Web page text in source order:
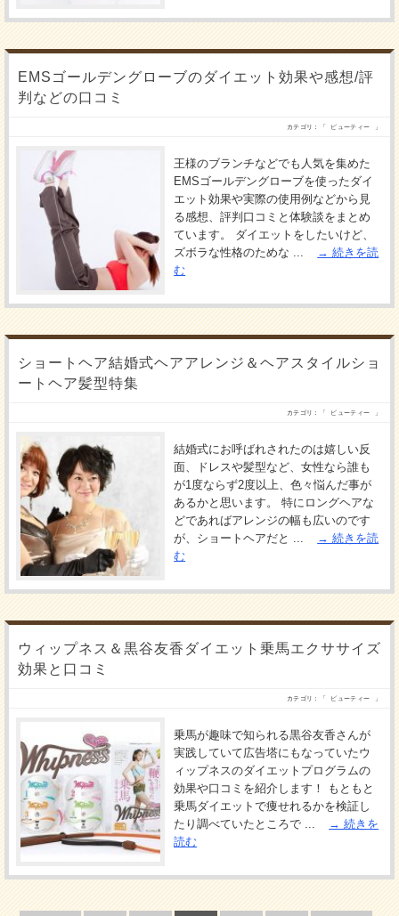
EMSゴールデングローブのダイエット効果や感想/評
判などの口コミ
カテゴリ：「 ビューティー 」
王様のブランチなどでも人気を集めた
EMSゴールデングローブを使ったダイ
エット効果や実際の使用例などから見
る感想、評判口コミと体験談をまとめ
ています。 ダイエットをしたいけど、
ズボラな性格のためな ...
続きを読
む
ショートヘア結婚式ヘアアレンジ＆ヘアスタイルショ
ートヘア髪型特集
カテゴリ：「 ビューティー 」
結婚式にお呼ばれされたのは嬉しい反
面、ドレスや髪型など、女性なら誰も
が1度ならず2度以上、色々悩んだ事が
あるかと思います。 特にロングヘアな
どであればアレンジの幅も広いのです
が、ショートヘアだと ...
続きを読
む
ウィップネス＆黒谷友香ダイエット乗馬エクササイズ
効果と口コミ
カテゴリ：「 ビューティー 」
乗馬が趣味で知られる黒谷友香さんが
実践していて広告塔にもなっていたウ
ィップネスのダイエットプログラムの
効果や口コミを紹介します！ もともと
乗馬ダイエットで痩せれるかを検証し
たり調べていたところで ...
続きを
読む